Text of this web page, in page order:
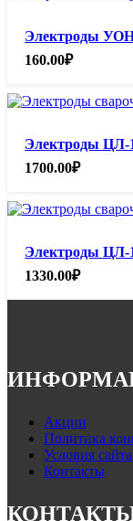
Электроды
160.00₽
Электроды ЦЛ-
1700.00₽
Электроды ЦЛ-
1330.00₽
Акции
Политика
Условия сайта
Контакты